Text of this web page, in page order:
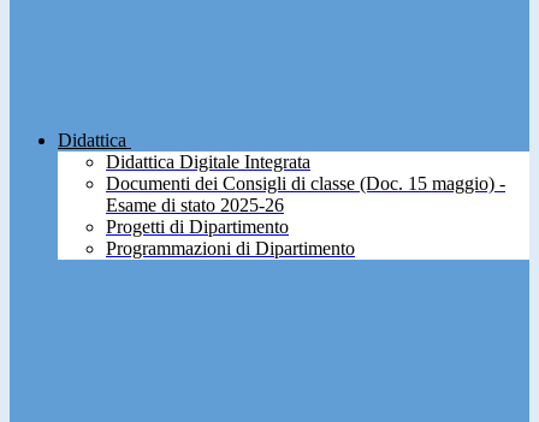
Didattica
Didattica Digitale Integrata
Documenti dei Consigli di classe (Doc. 15 maggio) -
Esame di stato 2025-26
Progetti di Dipartimento
Programmazioni di Dipartimento